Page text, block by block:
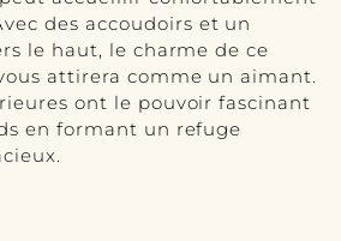
des accoudoirs et un
le haut, le charme de ce
attirera comme un aimant.
ont le pouvoir fascinant
en formant un refuge